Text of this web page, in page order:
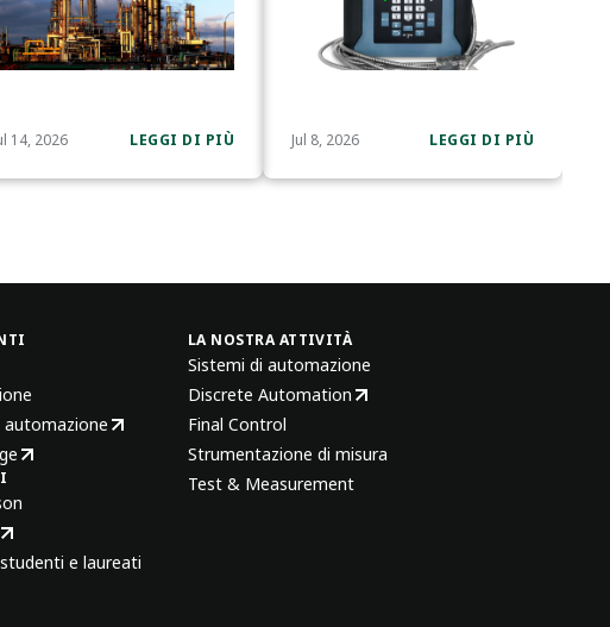
14, 2026 LEGGI DI PIÙ Jul 8, 2026 LEGGI DI PIÙ
automazione
e laureati
LA NOSTRA ATTIVITÀ
Sistemi di automazione
Discrete Automation
Final Control
Strumentazione di misura
Test & Measurement